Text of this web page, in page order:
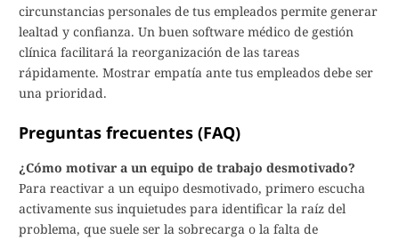
circunstancias personales de tus empleados permite generar
lealtad y confianza. Un buen software médico de gestión
clínica facilitará la reorganización de las tareas
rápidamente. Mostrar empatía ante tus empleados debe ser
una prioridad.
Preguntas frecuentes (FAQ)
¿Cómo motivar a un equipo de trabajo desmotivado?
Para reactivar a un equipo desmotivado, primero escucha
activamente sus inquietudes para identificar la raíz del
problema, que suele ser la sobrecarga o la falta de